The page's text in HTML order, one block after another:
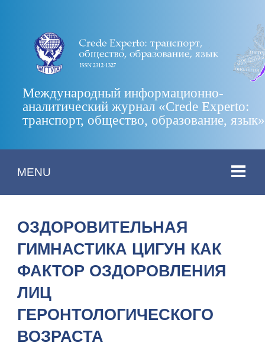
Международный информационно-
аналитический журнал «Crede Experto:
транспорт, общество, образование, язык»
MENU
ОЗДОРОВИТЕЛЬНАЯ
ГИМНАСТИКА ЦИГУН КАК
ФАКТОР ОЗДОРОВЛЕНИЯ
ЛИЦ
ГЕРОНТОЛОГИЧЕСКОГО
ВОЗРАСТА